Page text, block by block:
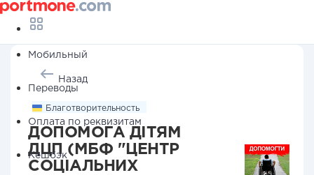
Мобильный
Переводы
Оплата по реквизитам
Кешбэк
Назад
Благотворительность
ДОПОМОГА ДІТЯМ
ДЦП (МБФ "ЦЕНТР
СОЦІАЛЬНИХ